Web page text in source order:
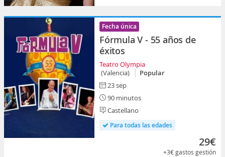
Fecha única
Fórmula V - 55 años de
éxitos
Teatro Olympia
(Valencia)
Popular
23 sep
90 minutos
Castellano
Para todas las edades
29€
+3€gastos gestión